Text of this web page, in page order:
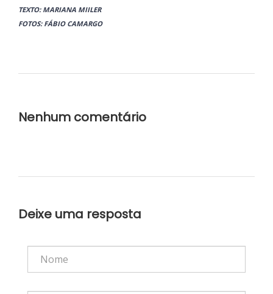
TEXTO: MARIANA MIILER
FOTOS: FÁBIO CAMARGO
Nenhum comentário
Deixe uma resposta